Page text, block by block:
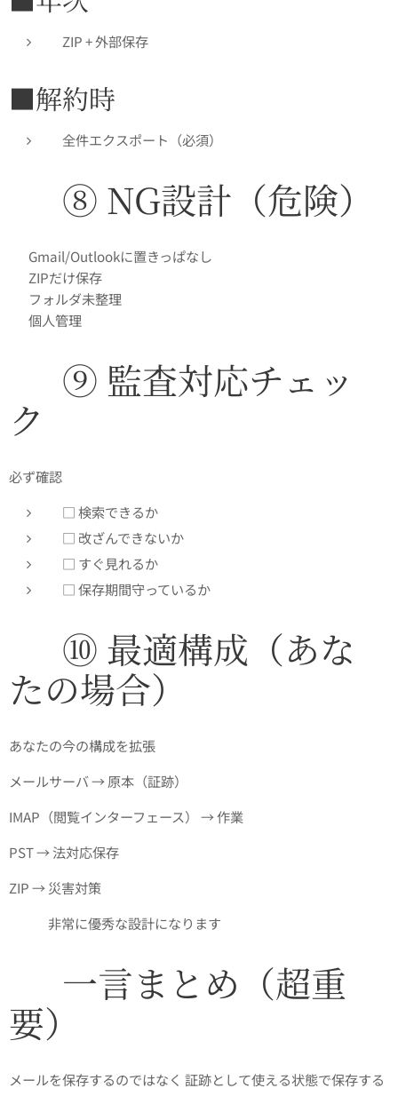
ZIP + 外部保存
■解約時
全件エクスポート（必須）
✅ ⑧ NG設計（危険）
❌ Gmail/Outlookに置きっぱなし
❌ ZIPだけ保存
❌ フォルダ未整理
❌ 個人管理
✅ ⑨ 監査対応チェッ
ク
必ず確認👇
□ 検索できるか
□ 改ざんできないか
□ すぐ見れるか
□ 保存期間守っているか
✅ ⑩ 最適構成（あな
たの場合）
あなたの今の構成を拡張👇
メールサーバ → 原本（証跡）
IMAP（閲覧インターフェース） → 作業
PST → 法対応保存
ZIP → 災害対策
👉 ✅ 非常に優秀な設計になります
✅ 一言まとめ（超重
要）
メールを保存するのではなく 証跡として使える状態で保存する